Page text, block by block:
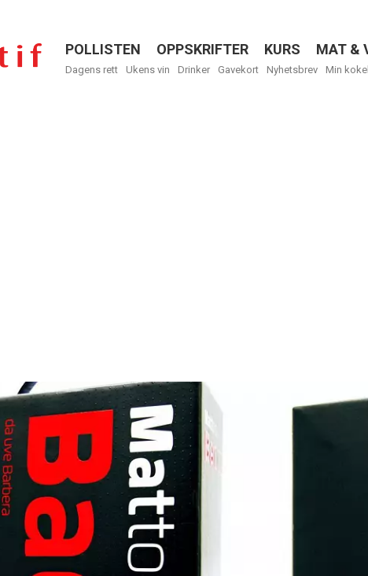
Menu
POLLISTEN OPPSKRIFTER KURS MAT &
Dagens rett Ukens vin Drinker Gavekort Nyhetsbrev Min